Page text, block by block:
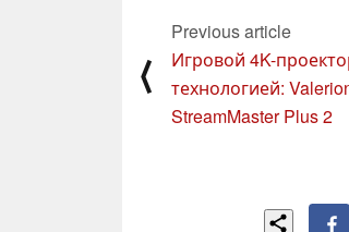
⟨
Previous article
Игровой 4K-
технологией:
StreamMaster Plus 2